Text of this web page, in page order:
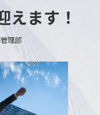
えます！
理部